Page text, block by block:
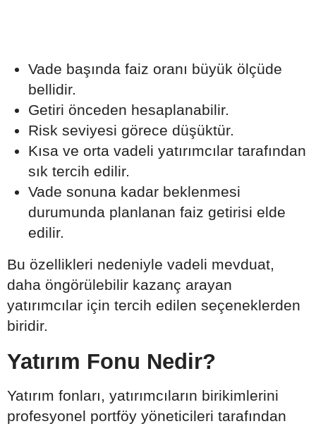
Vade başında faiz oranı büyük ölçüde
bellidir.
Getiri önceden hesaplanabilir.
Risk seviyesi görece düşüktür.
Kısa ve orta vadeli yatırımcılar tarafından
sık tercih edilir.
Vade sonuna kadar beklenmesi
durumunda planlanan faiz getirisi elde
edilir.
Bu özellikleri nedeniyle vadeli mevduat,
daha öngörülebilir kazanç arayan
yatırımcılar için tercih edilen seçeneklerden
biridir.
Yatırım Fonu Nedir?
Yatırım fonları, yatırımcıların birikimlerini
profesyonel portföy yöneticileri tarafından